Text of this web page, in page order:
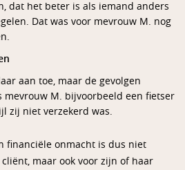
dat het beter is als iemand anders
Dat was voor mevrouw M. nog
aan toe, maar de gevolgen
mevrouw M. bijvoorbeeld een fietser
zij niet verzekerd was.
financiële onmacht is dus niet
maar ook voor zijn of haar